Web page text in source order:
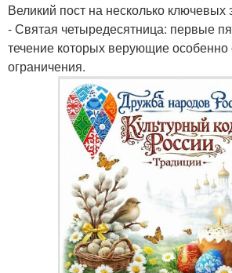
Великий пост на несколько ключевых
- Святая четыредесятница: первые
течение которых верующие особенно
ограничения.